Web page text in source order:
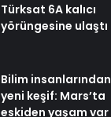
Türksat 6A kalıcı
yörüngesine ulaştı
Bilim insanlarından
yeni keşif: Mars’ta
eskiden yaşam var